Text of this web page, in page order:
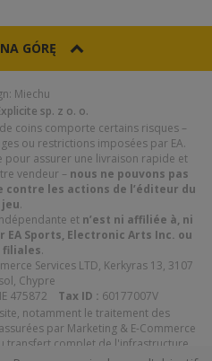
GÓRĘ
Miechu
sp. z o. o.
de coins comporte certains risques –
ou restrictions imposées par EA.
assurer une livraison rapide et
vendeur – nous ne pouvons pas
les actions de l’éditeur du
jeu.
et n’est ni affiliée à, ni
Sports, Electronic Arts Inc. ou
filiales.
Services LTD, Kerkyras 13, 3107
Chypre
475872 Tax ID : 60177007V
notamment le traitement des
par Marketing & E-Commerce
transfert complet de l'infrastructure